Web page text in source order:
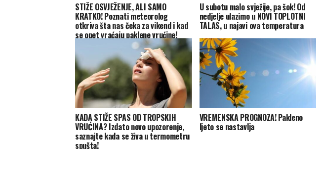
STIŽE OSVJEŽENJE, ALI SAMO
KRATKO! Poznati meteorolog
otkriva šta nas čeka za vikend i kad
se opet vraćaju paklene vrućine!
U subotu malo svježije, pa šok! Od
nedjelje ulazimo u NOVI TOPLOTNI
TALAS, u najavi ova temperatura
KADA STIŽE SPAS OD TROPSKIH
VRUĆINA? Izdato novo upozorenje,
saznajte kada se živa u termometru
spušta!
VREMENSKA PROGNOZA! Pakleno
ljeto se nastavlja